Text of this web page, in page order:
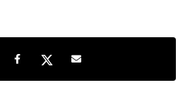
on LinkedIn
Share on Facebook
Share on TwitterShare by e-mail